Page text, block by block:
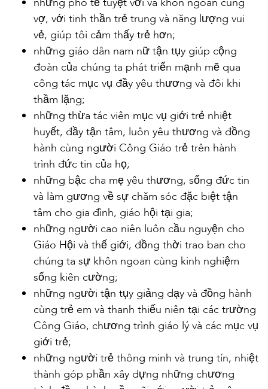
vợ, với tinh thần trẻ trung và năng lượng vui
vẻ, giúp tôi cảm thấy trẻ hơn;
những giáo dân nam nữ tận tụy giúp cộng
đoàn của chúng ta phát triển mạnh mẽ qua
công tác mục vụ đầy yêu thương và đôi khi
thầm lặng;
những thừa tác viên mục vụ giới trẻ nhiệt
huyết, đầy tận tâm, luôn yêu thương và đồng
hành cùng người Công Giáo trẻ trên hành
trình đức tin của họ;
những bậc cha mẹ yêu thương, sống đức tin
và làm gương về sự chăm sóc đặc biệt tận
tâm cho gia đình, giáo hội tại gia;
những người cao niên luôn cầu nguyện cho
Giáo Hội và thế giới, đồng thời trao ban cho
chúng ta sự khôn ngoan cùng kinh nghiệm
sống kiên cường;
những người tận tụy giảng dạy và đồng hành
cùng trẻ em và thanh thiếu niên tại các trường
Công Giáo, chương trình giáo lý và các mục vụ
giới trẻ;
những người trẻ thông minh và trung tín, nhiệt
thành góp phần xây dựng những chương